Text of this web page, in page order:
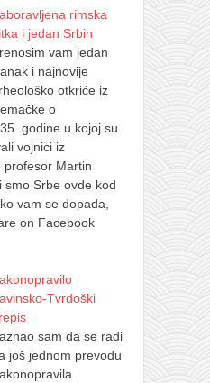
rimska
i jedan Srbin
vam jedan
i najnovije
otkriće iz
o
godine u kojoj su
vojnici iz
profesor Martin
smo Srbe ovde kod
vam se dopada,
on Facebook
Tvrdoški
sam da se radi
još jednom prevodu